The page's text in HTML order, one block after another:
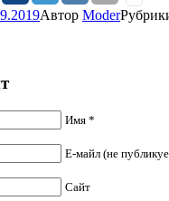
Автор Moder
Имя *
Е-майл (не
Сайт